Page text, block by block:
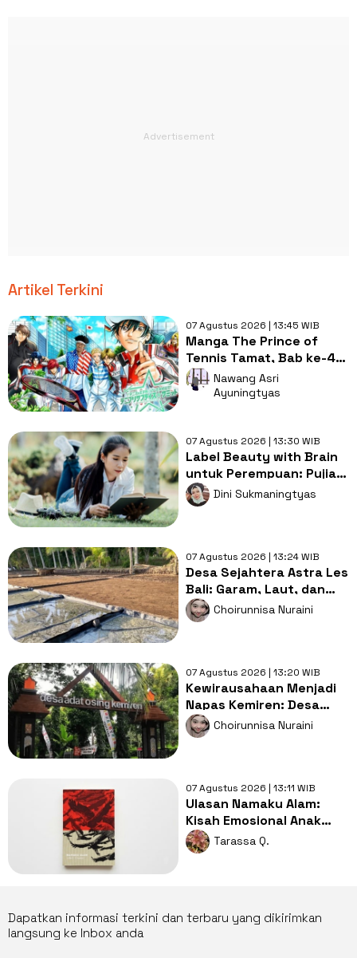
Artikel Terkini
07 Agustus 2026 | 13:45 WIB
Manga The Prince of
Tennis Tamat, Bab ke-477
Tutup Perjalanan 27
Tahun
Nawang Asri
Ayuningtyas
07 Agustus 2026 | 13:30 WIB
Label Beauty with Brain
untuk Perempuan: Pujian
atau Warisan Stereotip?
Dini Sukmaningtyas
07 Agustus 2026 | 13:24 WIB
Desa Sejahtera Astra Les
Bali: Garam, Laut, dan
Masa Depan
Berkelanjutan
Choirunnisa Nuraini
07 Agustus 2026 | 13:20 WIB
Kewirausahaan Menjadi
Napas Kemiren: Desa
Budaya Menjadi Inspirasi
Dunia
Choirunnisa Nuraini
07 Agustus 2026 | 13:11 WIB
Ulasan Namaku Alam:
Kisah Emosional Anak
Korban Stigma Politik
Orde Baru
Tarassa Q.
Dapatkan informasi terkini dan terbaru yang dikirimkan
langsung ke Inbox anda